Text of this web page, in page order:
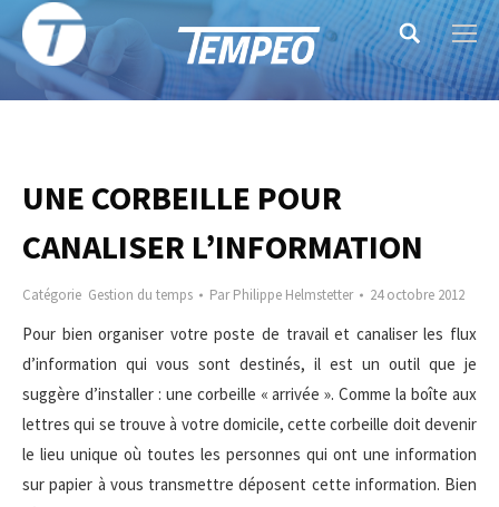
Search:
UNE CORBEILLE POUR
CANALISER L’INFORMATION
Catégorie Gestion du temps ParPhilippe Helmstetter 24 octobre 2012
Pour bien organiser votre poste de travail et canaliser les flux
d’information qui vous sont destinés, il est un outil que je
suggère d’installer : une corbeille « arrivée ». Comme la boîte aux
lettres qui se trouve à votre domicile, cette corbeille doit devenir
le lieu unique où toutes les personnes qui ont une information
sur papier à vous transmettre déposent cette information. Bien